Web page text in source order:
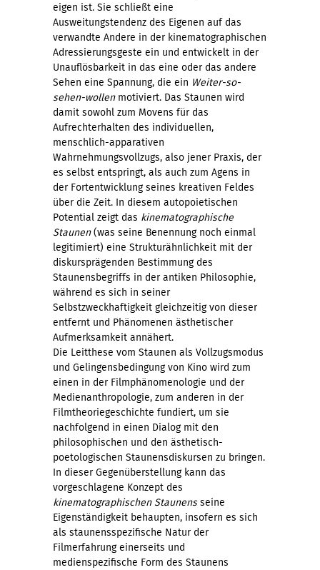
eigen ist. Sie schließt eine
Ausweitungstendenz des Eigenen auf das
verwandte Andere in der kinematographischen
Adressierungsgeste ein und entwickelt in der
Unauflösbarkeit in das eine oder das andere
Sehen eine Spannung, die ein Weiter-so-
sehen-wollenmotiviert. Das Staunen wird
damit sowohl zum Movens für das
Aufrechterhalten des individuellen,
menschlich-apparativen
Wahrnehmungsvollzugs, also jener Praxis, der
es selbst entspringt, als auch zum Agens in
der Fortentwicklung seines kreativen Feldes
über die Zeit. In diesem autopoietischen
Potential zeigt das kinematographische
Staunen(was seine Benennung noch einmal
legitimiert) eine Strukturähnlichkeit mit der
diskursprägenden Bestimmung des
Staunensbegriffs in der antiken Philosophie,
während es sich in seiner
Selbstzweckhaftigkeit gleichzeitig von dieser
entfernt und Phänomenen ästhetischer
Aufmerksamkeit annähert.
Die Leitthese vom Staunen als Vollzugsmodus
und Gelingensbedingung von Kino wird zum
einen in der Filmphänomenologie und der
Medienanthropologie, zum anderen in der
Filmtheoriegeschichte fundiert, um sie
nachfolgend in einen Dialog mit den
philosophischen und den ästhetisch-
poetologischen Staunensdiskursen zu bringen.
In dieser Gegenüberstellung kann das
vorgeschlagene Konzept des
kinematographischen Staunensseine
Eigenständigkeit behaupten, insofern es sich
als staunensspezifische Natur der
Filmerfahrung einerseits und
medienspezifische Form des Staunens